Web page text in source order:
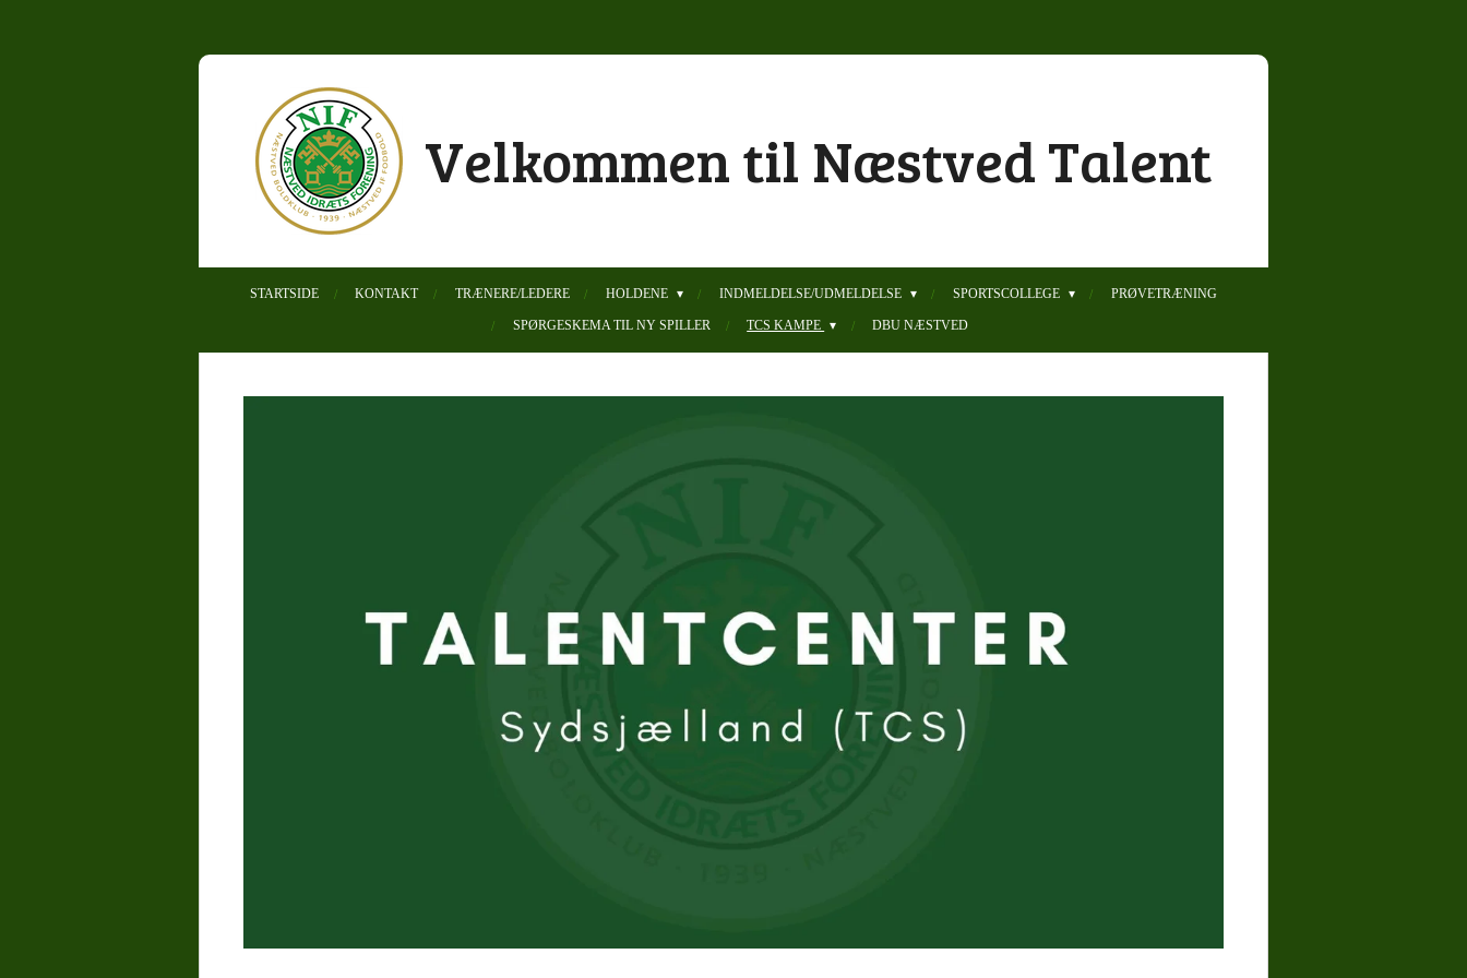
Velkommen til Næstved Talent
STARTSIDE KONTAKT TRÆNERE/LEDERE HOLDENE INDMELDELSE/UDMELDELSE SPORTSCOLLEGE PRØVETRÆNING
SPØRGESKEMA TIL NY SPILLER TCS KAMPE DBU NÆSTVED